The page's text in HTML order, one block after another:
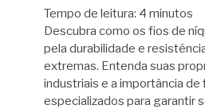
Tempo de leitura: 4 minutos
Descubra como os fios de
pela durabilidade e
extremas. Entenda suas
industriais e a importância
especializados para garantir